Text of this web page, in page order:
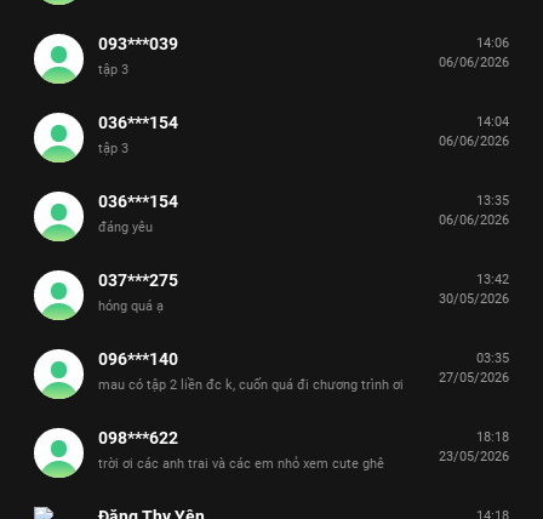
093***039
tập 3
14:06
06/06/2026
036***154
tập 3
14:04
06/06/2026
036***154
đáng yêu
13:35
06/06/2026
037***275
hóng quá ạ
13:42
30/05/2026
096***140
mau có tập 2 liền đc k, cuốn quá đi chương trình ơi
03:35
27/05/2026
098***622
trời ơi các anh trai và các em nhỏ xem cute ghê
18:18
23/05/2026
14:18